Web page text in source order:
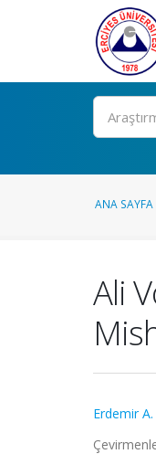
Ara
ANA SAYFA
Ali
Erdemir A.